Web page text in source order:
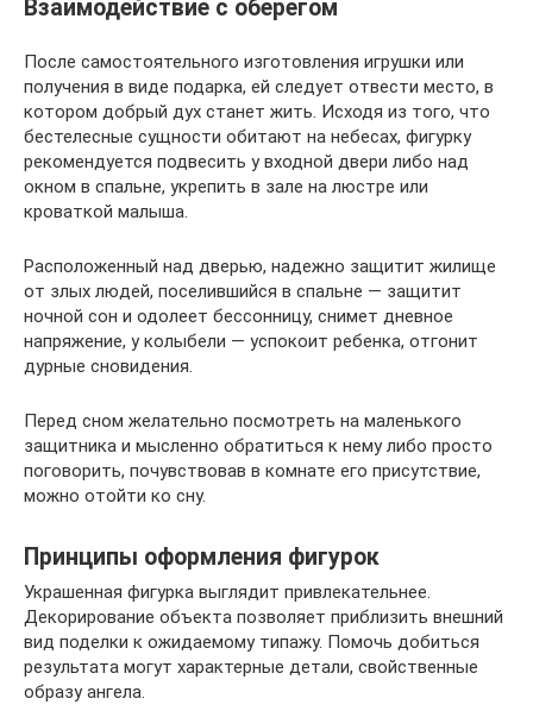
Взаимодействие с оберегом
После самостоятельного изготовления игрушки или
получения в виде подарка, ей следует отвести место, в
котором добрый дух станет жить. Исходя из того, что
бестелесные сущности обитают на небесах, фигурку
рекомендуется подвесить у входной двери либо над
окном в спальне, укрепить в зале на люстре или
кроваткой малыша.
Расположенный над дверью, надежно защитит жилище
от злых людей, поселившийся в спальне ― защитит
ночной сон и одолеет бессонницу, снимет дневное
напряжение, у колыбели ― успокоит ребенка, отгонит
дурные сновидения.
Перед сном желательно посмотреть на маленького
защитника и мысленно обратиться к нему либо просто
поговорить, почувствовав в комнате его присутствие,
можно отойти ко сну.
Принципы оформления фигурок
Украшенная фигурка выглядит привлекательнее.
Декорирование объекта позволяет приблизить внешний
вид поделки к ожидаемому типажу. Помочь добиться
результата могут характерные детали, свойственные
образу ангела.